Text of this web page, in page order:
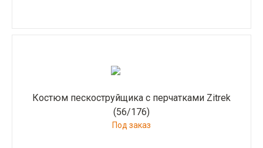
Костюм пескоструйщика с перчатками Zitrek
(56/176)
Под заказ